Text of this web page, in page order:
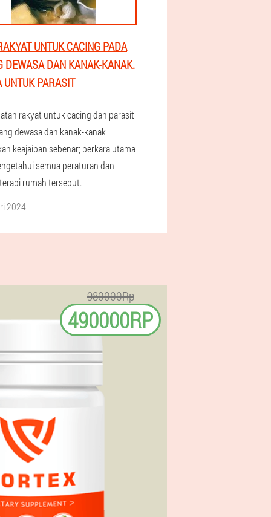
UNTUK CACING PADA
DEWASA DAN KANAK-KANAK.
UNTUK PARASIT
rakyat untuk cacing dan parasit
dewasa dan kanak-kanak
keajaiban sebenar; perkara utama
semua peraturan dan
rumah tersebut.
2024
980000Rp
490000RP